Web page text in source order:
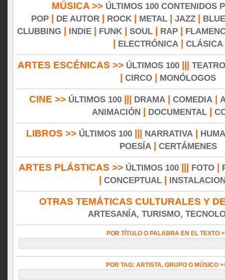
MÚSICA >> ÚLTIMOS 100 CONTENIDOS
POP
DE AUTOR ROCK METAL JAZZ
CLUBBING
INDIE FUNK SOUL RAP
ELECTRÓNICA CLÁSICA
ARTES ESCÉNICAS >> ÚLTIMOS 100||| TEATRO
CIRCO MONÓLOGOS
CINE >> ÚLTIMOS 100 DRAMA COMEDIA
ANIMACIÓN
DOCUMENTAL|
LIBROS >> ÚLTIMOS 100 NARRATIVA
POESÍA| CERTÁMENES
ARTES PLÁSTICAS >> ÚLTIMOS 100 FOTO
CONCEPTUAL
OTRAS TEMÁTICAS CULTURALES Y
ARTESANÍA, TURISMO,
POR TÍTULO O PALABRA EN EL TEXTO
POR TAG: ARTISTA, GRUPO O MÚSICO